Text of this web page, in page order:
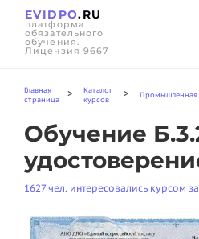
EVIDPO.RU
платформа
обязательного
обучения.
Лицензия 9667
Главная
страница
>
Каталог
курсов
> Промышленная
Обучение
1627 чел. интересовались курсом